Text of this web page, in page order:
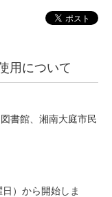
用について
書館、湘南大庭市民
）から開始しま